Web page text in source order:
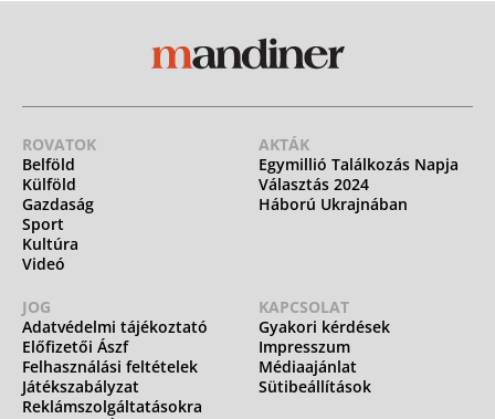
ROVATOK
Belföld
Külföld
Gazdaság
Sport
Kultúra
Videó
AKTÁK
Egymillió Találkozás Napja
Választás 2024
Háború Ukrajnában
JOG
Adatvédelmi tájékoztató
Előfizetői Ászf
Felhasználási feltételek
Játékszabályzat
Reklámszolgáltatásokra
KAPCSOLAT
Gyakori kérdések
Impresszum
Médiaajánlat
Sütibeállítások